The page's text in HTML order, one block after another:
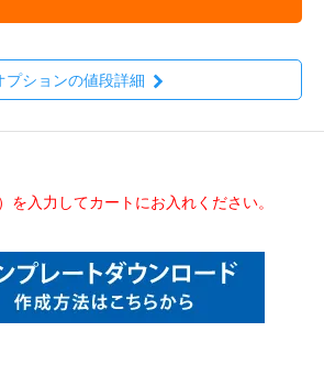
プションの値段詳細
入力してカートにお入れください。